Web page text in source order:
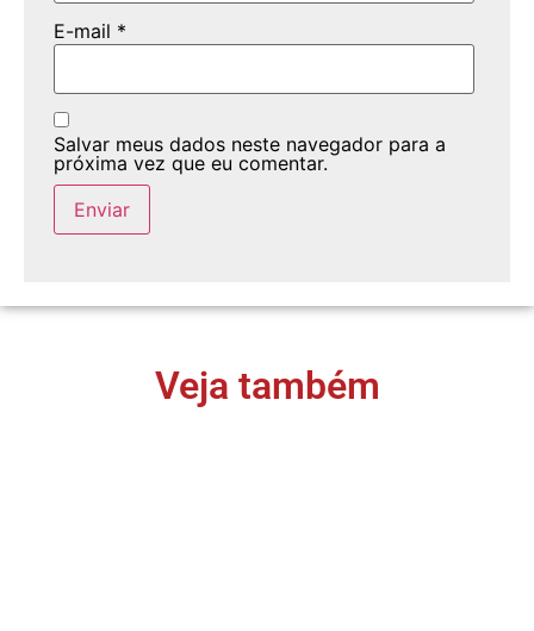
E-mail *
Salvar meus dados neste navegador para a
próxima vez que eu comentar.
Veja também